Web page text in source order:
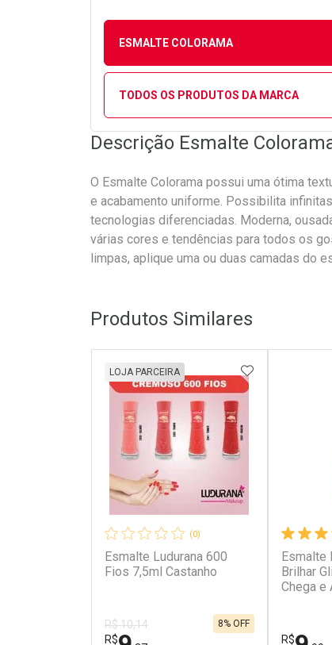
ESMALTE COLORAMA
TODOS OS PRODUTOS DA MARCA
Descrição Esmalte
O Esmalte Colorama possui uma ótima
e acabamento uniforme. Possibilita
tecnologias diferenciadas. Moderna,
várias cores e tendências para todos os
limpas, aplique uma ou duas camadas do
Produtos Similares
(0)
Esmalte Ludurana 600
Fios 7,5ml Castanho
LOJA PARCEIRA
R$ 10,14
R$
8% OFF
ADICIONAR
Esmalte
Brilhar
Chega e
R$